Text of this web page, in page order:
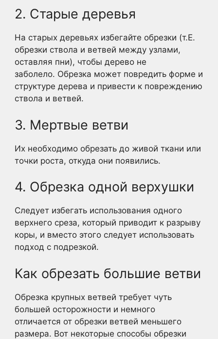
2. Старые деревья
На старых деревьях избегайте обрезки (т.Е.
обрезки ствола и ветвей между узлами,
оставляя пни), чтобы дерево не
заболело. Обрезка может повредить форме и
структуре дерева и привести к повреждению
ствола и ветвей.
3. Мертвые ветви
Их необходимо обрезать до живой ткани или
точки роста, откуда они появились.
4. Обрезка одной верхушки
Следует избегать использования одного
верхнего среза, который приводит к разрыву
коры, и вместо этого следует использовать
подход с подрезкой.
Как обрезать большие ветви
Обрезка крупных ветвей требует чуть
большей осторожности и немного
отличается от обрезки ветвей меньшего
размера. Вот некоторые способы обрезки